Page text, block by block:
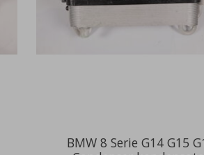
BMW 8 Serie G14 G15